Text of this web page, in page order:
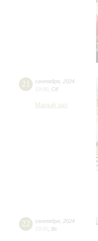
21 сентября 2024
19:00 Сб
Малый зал
22 сентября 2024
19:00 Вс